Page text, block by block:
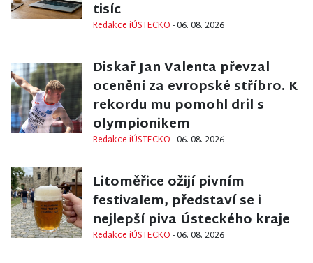
tisíc
Redakce iÚSTECKO- 06. 08. 2026
Diskař Jan Valenta převzal
ocenění za evropské stříbro. K
rekordu mu pomohl dril s
olympionikem
Redakce iÚSTECKO- 06. 08. 2026
Litoměřice ožijí pivním
festivalem, představí se i
nejlepší piva Ústeckého kraje
Redakce iÚSTECKO- 06. 08. 2026